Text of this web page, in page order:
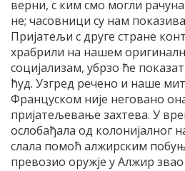
верни, с ким смо могли
не; часовници су нам
Пријатељи с друге стране
храбрили на нашем
социјализам, убрзо ће
ћуд. Узгред речено и наше
Француском није неговано
пријатељевање захтева. У
ослобађала од колонијалног
слала помоћ алжирским
превозио оружје у Алжир звао